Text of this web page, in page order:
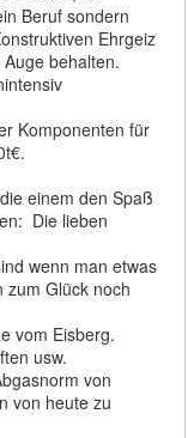
Beruf sondern
Ehrgeiz
behalten.
Komponenten für
einem den Spaß
Die lieben
wenn man etwas
zum Glück noch
vom Eisberg.
usw.
von
von heute zu